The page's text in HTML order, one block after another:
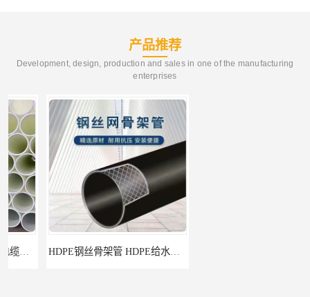
产品推荐
Development, design, production and sales in one of the manufacturing
enterprises
HDPE钢丝骨架管 HDPE给水管自来水管饮用水管